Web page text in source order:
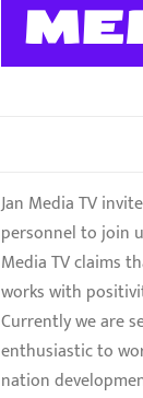
Jan Media TV
personnel to join
Media TV claims
works with
Currently we are
enthusiastic to
nation